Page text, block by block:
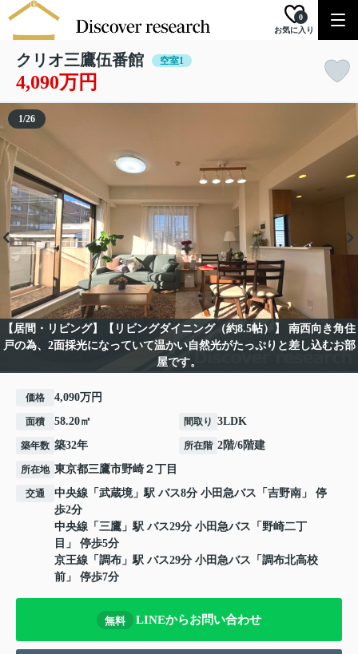
お気に入り
0
クリオ三鷹伍番館 空室1
4,090万円
【居間・リビング】【リビングダイニング（約8.5帖）】 南西向き角住
戸の為、2面採光になっていて温かい自然光がたっぷりと差し込むお部
屋です。
1/26
価格 4,090万円
面積 58.20㎡ 間取り 3LDK
築年数 築32年 所在階 2階/6階建
所在地 東京都三鷹市野崎 ２丁目
交通 中央線 「 武蔵境」駅 バス8分 小田急バス「吉野南」 停
歩2分
中央線 「 三鷹 」駅 バス29分 小田急バス「野崎二丁
目」 停歩5分
京王線 「 調布 」駅 バス29分 小田急バス「調布北高校
前」 停歩7分
無料 LINEからお問い合わせ